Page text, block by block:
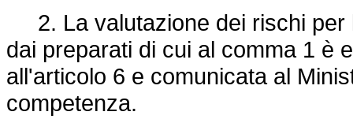
2. La valutazione dei rischi per
dai preparati di cui al comma 1 è
all'articolo 6 e comunicata al
competenza.